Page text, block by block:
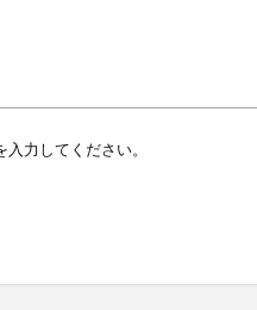
力してください。